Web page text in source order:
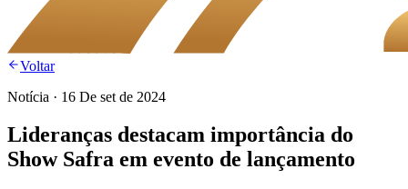
Voltar
Notícia · 16 De set de 2024
Lideranças destacam importância do
Show Safra em evento de lançamento